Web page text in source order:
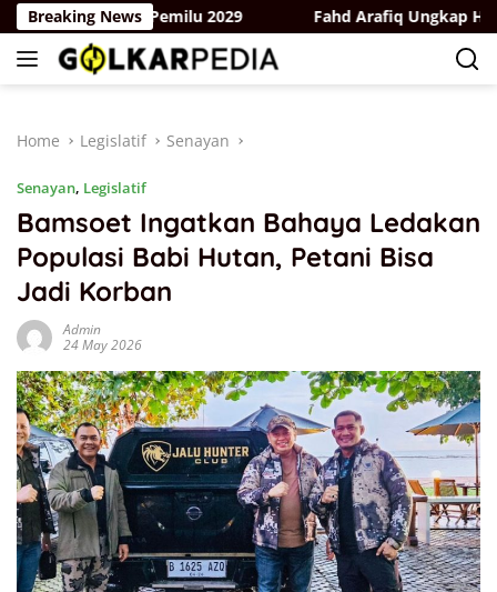
Skip
to
content
Breaking News
Hadapi Pemilu 2029 Fahd Arafiq Ungkap Hasil
Home Legislatif Senayan
Senayan, Legislatif
Bamsoet Ingatkan Bahaya Ledakan
Populasi Babi Hutan, Petani Bisa
Jadi Korban
Admin
24 May 2026